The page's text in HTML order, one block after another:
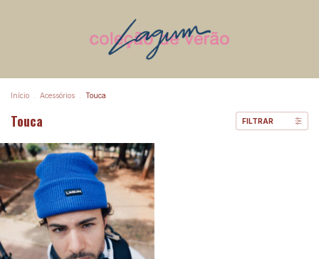
Início Acessórios Touca
Touca FILTRAR